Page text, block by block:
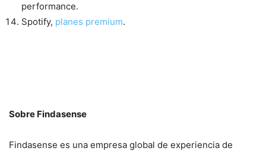
performance.
Spotify, planes premium.
Sobre Findasense
Findasense es una empresa global de experiencia de